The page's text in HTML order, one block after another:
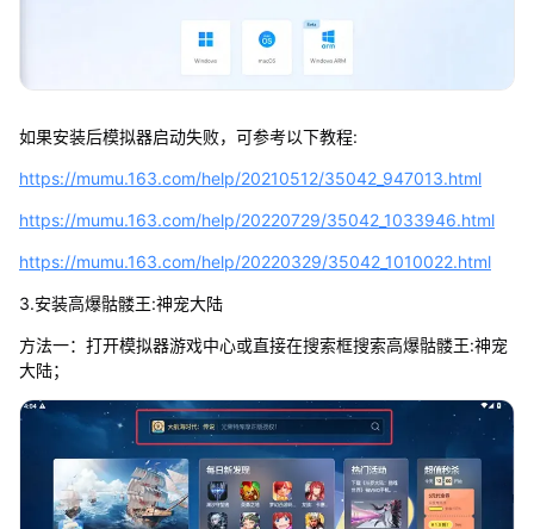
如果安装后模拟器启动失败，可参考以下教程:
https://mumu.163.com/help/20210512/35042_947013.html
https://mumu.163.com/help/20220729/35042_1033946.html
https://mumu.163.com/help/20220329/35042_1010022.html
3.安装高爆骷髅王:神宠大陆
方法一：打开模拟器游戏中心或直接在搜索框搜索高爆骷髅王:神宠
大陆；